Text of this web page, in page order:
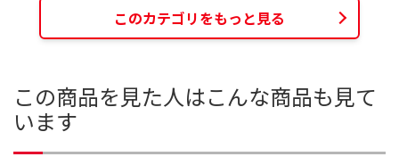
このカテゴリをもっと見る
この商品を見た人はこんな商品も見て
います